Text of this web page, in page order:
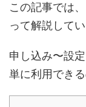
この記事では
って解説してい
申し込み〜設
単に利用でき